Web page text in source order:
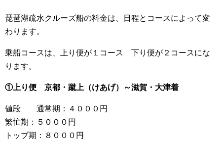
琵琶湖疏水クルーズ船の料金は、日程とコースによって変
わります。
乗船コースは、上り便が１コース 下り便が２コースにな
ります。
①上り便 京都・蹴上（けあげ）～滋賀・大津着
値段 通常期：４０００円
繁忙期：５０００円
トップ期：８０００円